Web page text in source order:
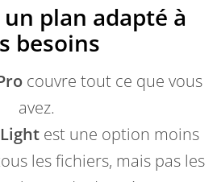
plan adapté à
besoins
couvre tout ce que vous
avez.
est une option moins
les fichiers, mais pas les